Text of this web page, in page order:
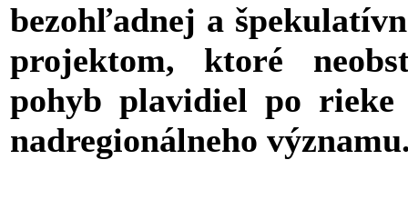
bezohľadnej a
projektom, ktoré
pohyb plavidiel po
nadregionálneho